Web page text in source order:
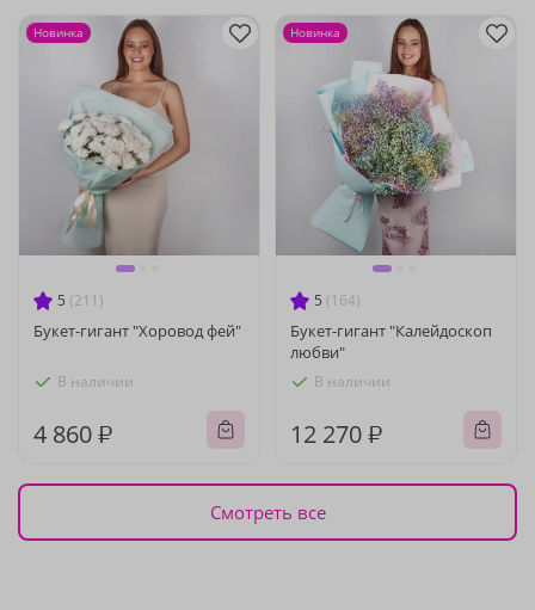
5 (211)
Букет-гигант "Хоровод фей"
В наличии
4 860 ₽
Новинка
5 (164)
Букет-гигант "Калейдоскоп
любви"
В наличии
12 270 ₽
Новинка
Смотреть все